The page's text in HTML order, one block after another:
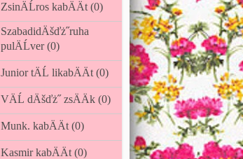
ZsinÄĹros kabÄÄt (0)
SzabadidÄšďż˝ruha
pulÄĹver (0)
Junior tÄĹ likabÄÄt (0)
VÄĹ dÄšďż˝ zsÄÄk (0)
Munk. kabÄÄt (0)
Kasmir kabÄÄt (0)